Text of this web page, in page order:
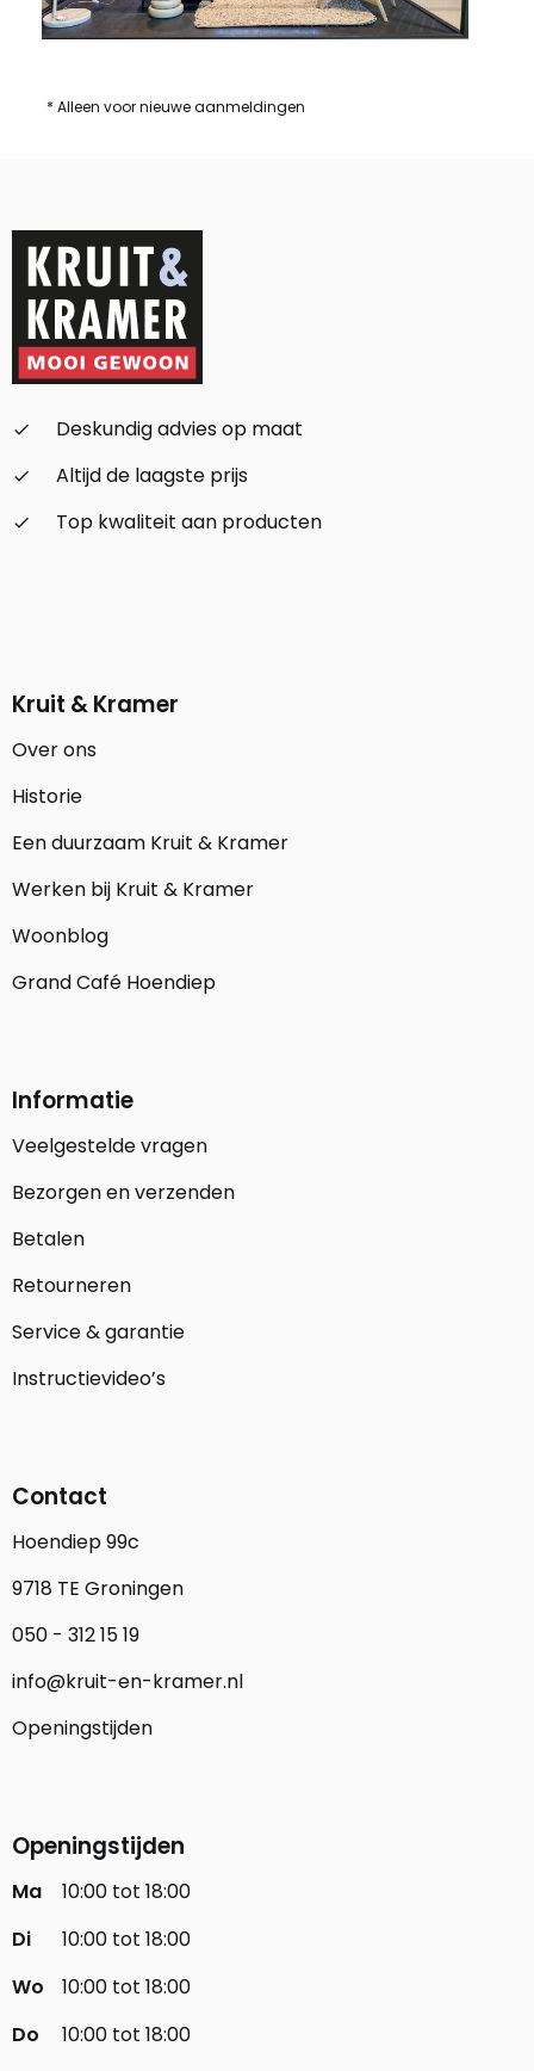
* Alleen voor nieuwe aanmeldingen
check_small
Deskundig advies op maat
check_small
Altijd de laagste prijs
check_small
Top kwaliteit aan producten
Kruit & Kramer
Over ons
Historie
Een duurzaam Kruit & Kramer
Werken bij Kruit & Kramer
Woonblog
Grand Café Hoendiep
Informatie
Veelgestelde vragen
Bezorgen en verzenden
Betalen
Retourneren
Service & garantie
Instructievideo’s
Contact
Hoendiep 99c
9718 TE Groningen
050 - 312 15 19
info@kruit-en-kramer.nl
Openingstijden
Openingstijden
Ma
10:00 tot 18:00
Di
10:00 tot 18:00
Wo
10:00 tot 18:00
Do
10:00 tot 18:00